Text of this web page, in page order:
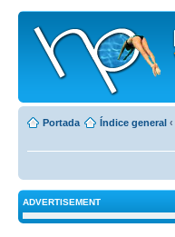
Portada Índice general ‹
ADVERTISEMENT